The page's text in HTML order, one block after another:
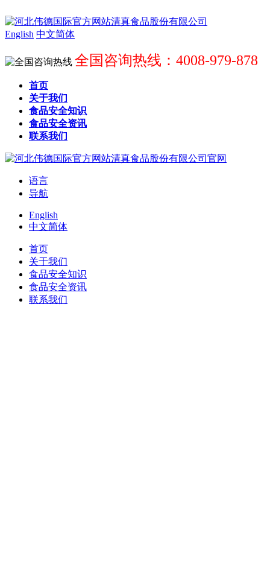
English 中文简体
全国咨询热线：4008-979-878
首页
关于我们
食品安全知识
食品安全资讯
联系我们
语言
导航
English
中文简体
首页
关于我们
食品安全知识
食品安全资讯
联系我们